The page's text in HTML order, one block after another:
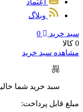
اعتماد
وبلاگ
سبد خرید
0
0 کالا
مشاهده سبد خرید
سبد خرید شما
مبلغ قابل پرداخت: